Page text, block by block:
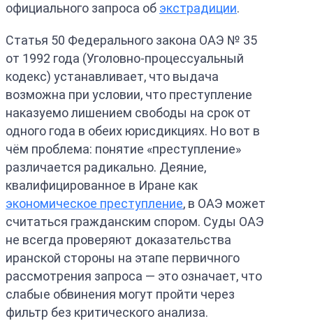
официального запроса об экстрадиции.
Статья 50 Федерального закона ОАЭ № 35
от 1992 года (Уголовно-процессуальный
кодекс) устанавливает, что выдача
возможна при условии, что преступление
наказуемо лишением свободы на срок от
одного года в обеих юрисдикциях. Но вот в
чём проблема: понятие «преступление»
различается радикально. Деяние,
квалифицированное в Иране как
экономическое преступление, в ОАЭ может
считаться гражданским спором. Суды ОАЭ
не всегда проверяют доказательства
иранской стороны на этапе первичного
рассмотрения запроса — это означает, что
слабые обвинения могут пройти через
фильтр без критического анализа.